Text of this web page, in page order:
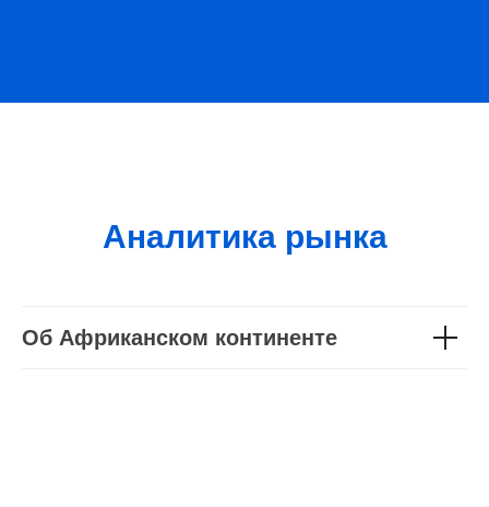
Аналитика рынка
Об Африканском континенте